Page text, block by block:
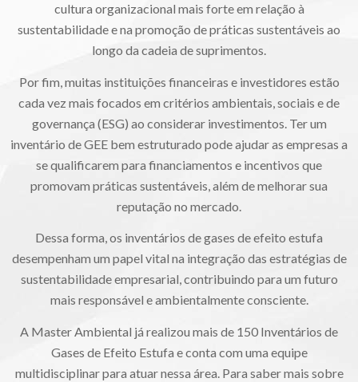
cultura organizacional mais forte em relação à
sustentabilidade e na promoção de práticas sustentáveis ao
longo da cadeia de suprimentos.
Por fim, muitas instituições financeiras e investidores estão
cada vez mais focados em critérios ambientais, sociais e de
governança (ESG) ao considerar investimentos. Ter um
inventário de GEE bem estruturado pode ajudar as empresas a
se qualificarem para financiamentos e incentivos que
promovam práticas sustentáveis, além de melhorar sua
reputação no mercado.
Dessa forma, os inventários de gases de efeito estufa
desempenham um papel vital na integração das estratégias de
sustentabilidade empresarial, contribuindo para um futuro
mais responsável e ambientalmente consciente.
A Master Ambiental já realizou mais de 150 Inventários de
Gases de Efeito Estufa e conta com uma equipe
multidisciplinar para atuar nessa área. Para saber mais sobre